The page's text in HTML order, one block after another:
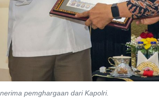
pemghargaan dari Kapolri.